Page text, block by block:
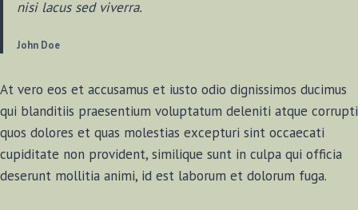
nisi lacus sed viverra.
John Doe
At vero eos et accusamus et iusto odio dignissimos ducimus
qui blanditiis praesentium voluptatum deleniti atque corrupti
quos dolores et quas molestias excepturi sint occaecati
cupiditate non provident, similique sunt in culpa qui officia
deserunt mollitia animi, id est laborum et dolorum fuga.